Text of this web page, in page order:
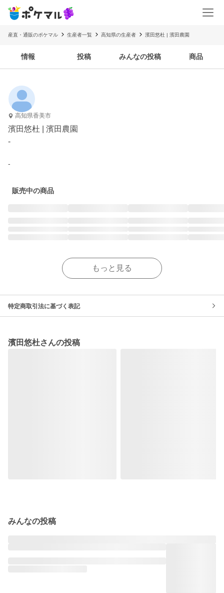
産直・通販のポケマル 生産者一覧 高知県の生産者 濱田悠杜 | 濱田農園
情報 投稿 みんなの投稿 商品
高知県香美市
濱田悠杜 | 濱田農園
-
-
販売中の商品
もっと見る
特定商取引法に基づく表記
濱田悠杜さんの投稿
みんなの投稿